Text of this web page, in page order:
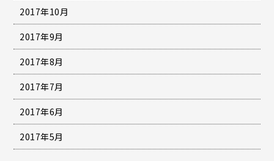
2017年10月
2017年9月
2017年8月
2017年7月
2017年6月
2017年5月